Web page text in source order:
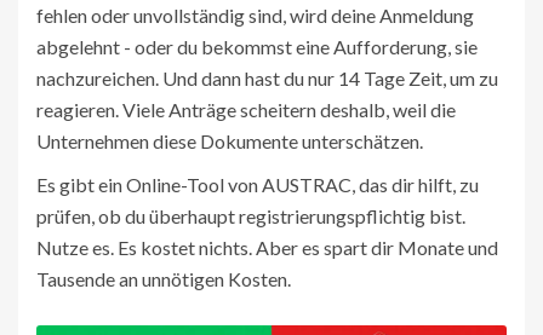
fehlen oder unvollständig sind, wird deine Anmeldung
abgelehnt - oder du bekommst eine Aufforderung, sie
nachzureichen. Und dann hast du nur 14 Tage Zeit, um zu
reagieren. Viele Anträge scheitern deshalb, weil die
Unternehmen diese Dokumente unterschätzen.
Es gibt ein Online-Tool von AUSTRAC, das dir hilft, zu
prüfen, ob du überhaupt registrierungspflichtig bist.
Nutze es. Es kostet nichts. Aber es spart dir Monate und
Tausende an unnötigen Kosten.